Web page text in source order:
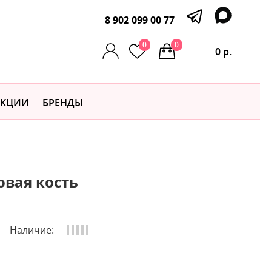
8 902 099 00 77
0
0 р.
0
БРЕНДЫ
кость
Наличие: